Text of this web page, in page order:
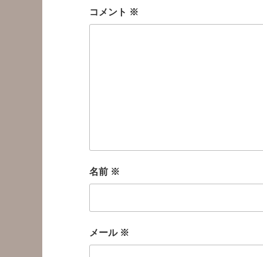
コメント ※
名前 ※
メール ※